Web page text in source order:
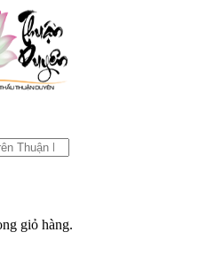
giỏ hàng.